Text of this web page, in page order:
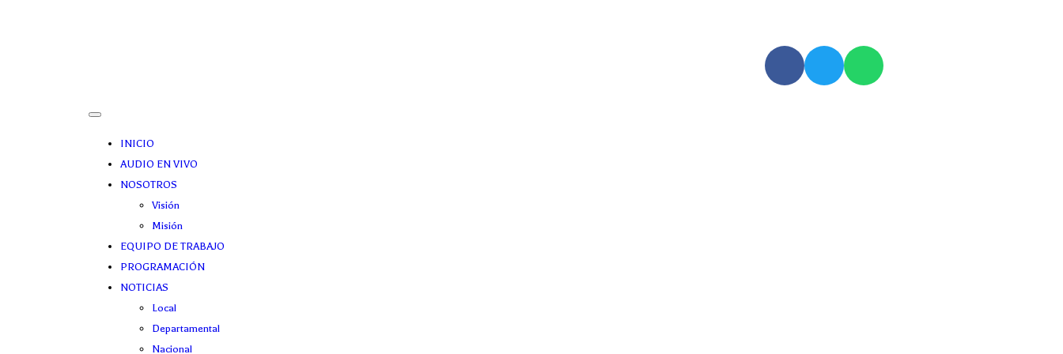
INICIO
AUDIO EN VIVO
NOSOTROS
Visión
Misión
EQUIPO DE TRABAJO
PROGRAMACIÓN
NOTICIAS
Local
Departamental
Nacional